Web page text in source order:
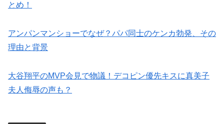
とめ！
アンパンマンショーでなぜ？パパ同士のケンカ勃発、その
理由と背景
大谷翔平のMVP会見で物議！デコピン優先キスに真美子
夫人侮辱の声も？